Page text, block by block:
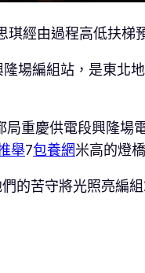
琪經由過程高低扶梯
場編組站，是東北
重慶供電段興隆
舉7包養網米高的燈
的苦守將光照亮編